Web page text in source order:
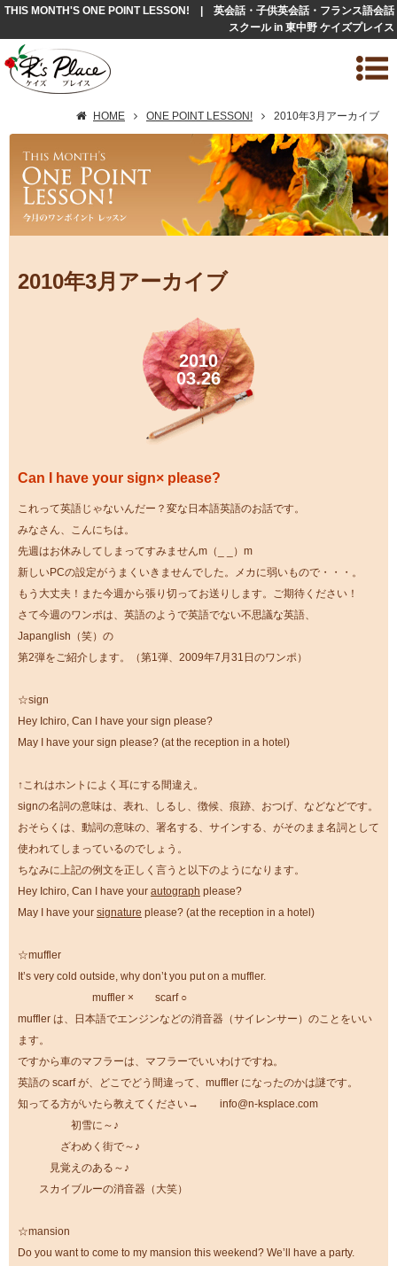
THIS MONTH'S ONE POINT LESSON! | 英会話・子供英会話・フランス語会話
スクール in 東中野 ケイズプレイス
HOME ONE POINT LESSON! 2010年3月アーカイブ
2010年3月アーカイブ
2010
03.26
Can I have your sign× please?
これって英語じゃないんだー？変な日本語英語のお話です。
みなさん、こんにちは。
先週はお休みしてしまってすみませんm（_ _）m
新しいPCの設定がうまくいきませんでした。メカに弱いもので・・・。
もう大丈夫！また今週から張り切ってお送りします。ご期待ください！
さて今週のワンポは、英語のようで英語でない不思議な英語、
Japanglish（笑）の
第2弾をご紹介します。（第1弾、2009年7月31日のワンポ）
☆sign
Hey Ichiro, Can I have your sign please?
May I have your sign please? (at the reception in a hotel)
↑これはホントによく耳にする間違え。
signの名詞の意味は、表れ、しるし、徴候、痕跡、おつげ、などなどです。
おそらくは、動詞の意味の、署名する、サインする、がそのまま名詞として
使われてしまっているのでしょう。
ちなみに上記の例文を正しく言うと以下のようになります。
Hey Ichiro, Can I have your autograph please?
May I have your signature please? (at the reception in a hotel)
☆muffler
It’s very cold outside, why don’t you put on a muffler.
muffler × scarf ○
muffler は、日本語でエンジンなどの消音器（サイレンサー）のことをいい
ます。
ですから車のマフラーは、マフラーでいいわけですね。
英語の scarf が、どこでどう間違って、muffler になったのかは謎です。
知ってる方がいたら教えてください→ info@n-ksplace.com
初雪に～♪
ざわめく街で～♪
見覚えのある～♪
スカイブルーの消音器（大笑）
☆mansion
Do you want to come to my mansion this weekend? We’ll have a party.